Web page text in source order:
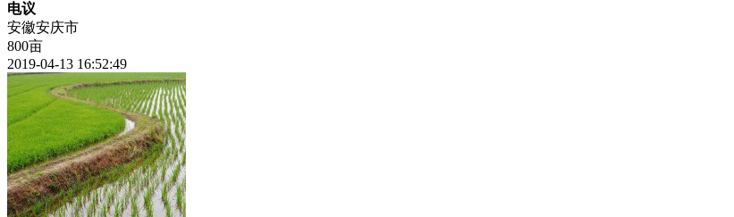
电议
安徽安庆市
800亩
2019-04-13 16:52:49